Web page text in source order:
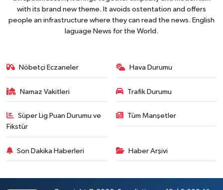
with its brand new theme. It avoids ostentation and offers
people an infrastructure where they can read the news. English
laguage News for the World.
Nöbetçi Eczaneler Hava Durumu
Namaz Vakitleri Trafik Durumu
Süper Lig Puan Durumu ve
Fikstür
Tüm Manşetler
Son Dakika Haberleri Haber Arşivi